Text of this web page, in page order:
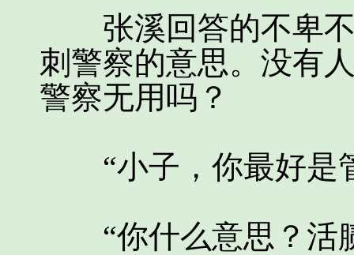
张溪回答的不卑不
刺警察的意思。没有
警察无用吗？
“小子，你最好是
“你什么意思？活